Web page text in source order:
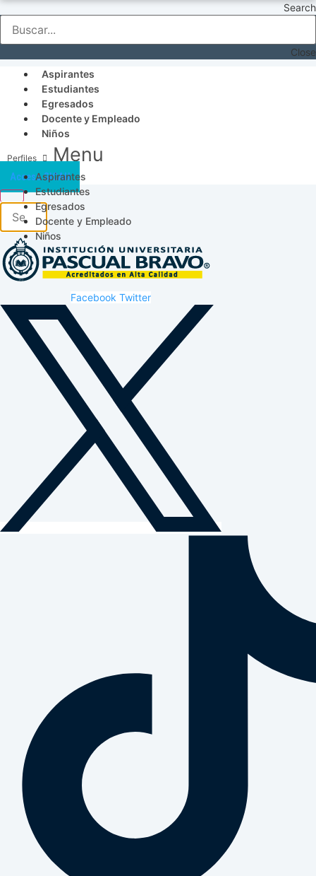
Search
Close
Aspirantes
Estudiantes
Egresados
Docente y Empleado
Niños
Menu
Aspirantes
Estudiantes
Egresados
Docente y Empleado
Niños
Acceso SICAU
Facebook Twitter